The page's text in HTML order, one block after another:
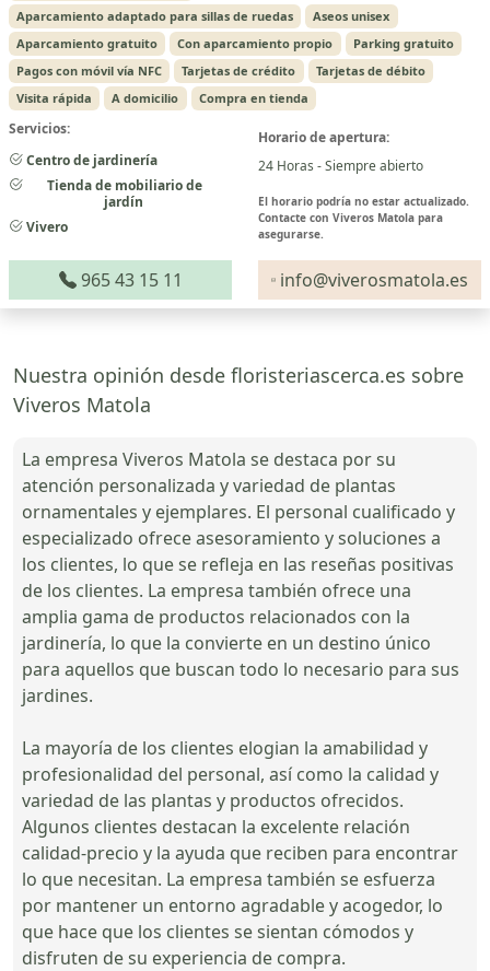
Aparcamiento adaptado para sillas de ruedas
Aseos unisex
Aparcamiento gratuito
Con aparcamiento propio
Parking gratuito
Pagos con móvil vía NFC
Tarjetas de crédito
Tarjetas de débito
Visita rápida
A domicilio Compra en tienda
Servicios:
Centro de jardinería
Tienda de mobiliario de
jardín
Vivero
Horario de apertura:
24 Horas - Siempre abierto
El horario podría no estar actualizado.
Contacte con Viveros Matola para
asegurarse.
965 43 15 11 info@viverosmatola.es
Nuestra opinión desde floristeriascerca.es sobre
Viveros Matola
La empresa Viveros Matola se destaca por su
atención personalizada y variedad de plantas
ornamentales y ejemplares. El personal cualificado y
especializado ofrece asesoramiento y soluciones a
los clientes, lo que se refleja en las reseñas positivas
de los clientes. La empresa también ofrece una
amplia gama de productos relacionados con la
jardinería, lo que la convierte en un destino único
para aquellos que buscan todo lo necesario para sus
jardines.
La mayoría de los clientes elogian la amabilidad y
profesionalidad del personal, así como la calidad y
variedad de las plantas y productos ofrecidos.
Algunos clientes destacan la excelente relación
calidad-precio y la ayuda que reciben para encontrar
lo que necesitan. La empresa también se esfuerza
por mantener un entorno agradable y acogedor, lo
que hace que los clientes se sientan cómodos y
disfruten de su experiencia de compra.